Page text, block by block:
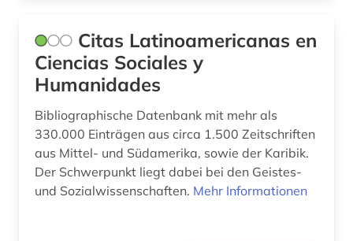
romanische sprachen und literaturen (1)
romanistik (4)
sakralbau (1)
santiago de chile (1)
sicherheit (1)
Citas Latinoamericanas en
Ciencias Sociales y
Humanidades
Bibliographische Datenbank mit mehr als
330.000 Einträgen aus circa 1.500 Zeitschriften
aus Mittel- und Südamerika, sowie der Karibik.
Der Schwerpunkt liegt dabei bei den Geistes-
und Sozialwissenschaften. Mehr Informationen